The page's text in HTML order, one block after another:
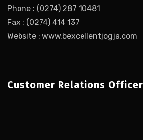
Phone : (0274) 287 10481
Fax : (0274) 414 137
Website : www.bexcellentjogja.com
Customer Relations Officer